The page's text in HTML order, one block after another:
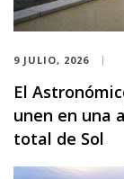
9 JULIO, 2026
El
unen en una
total de Sol